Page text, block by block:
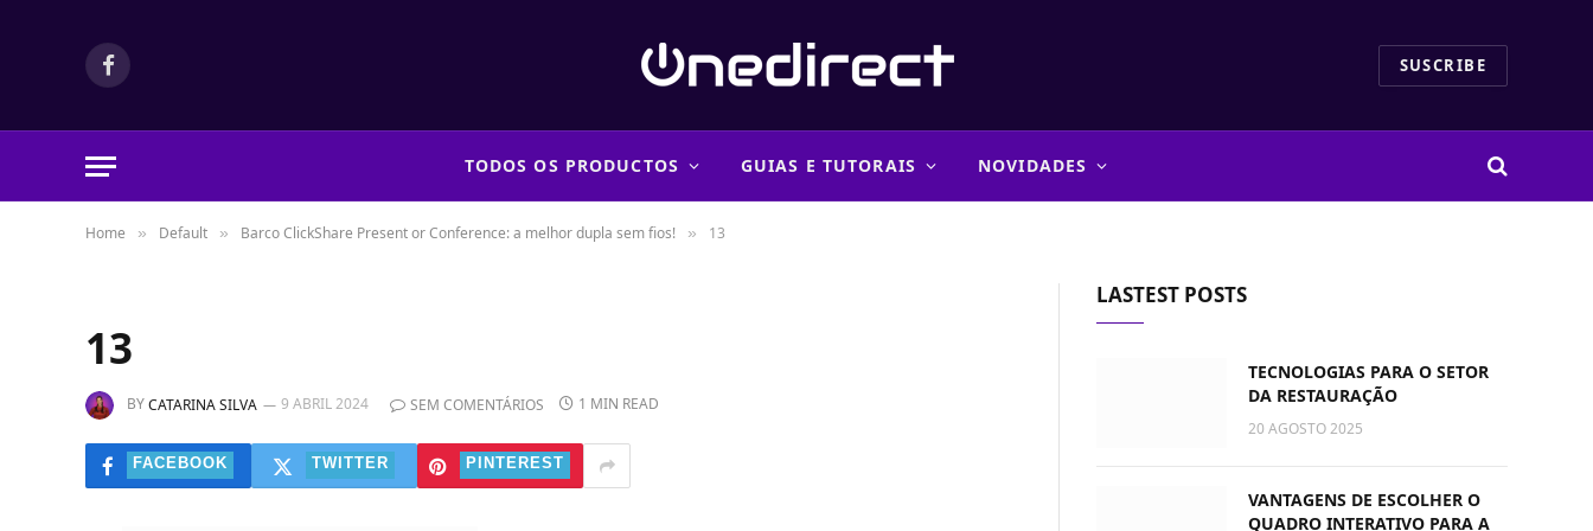
Facebook SUSCRIBE
TODOS OS PRODUCTOS GUIAS E TUTORAIS NOVIDADES
Home » Default » Barco ClickShare Present or Conference: a melhor dupla sem fios! » 13
13
BYCATARINA SILVA 9 ABRIL 2024 SEM COMENTÁRIOS 1 MIN READ
FACEBOOK TWITTER PINTEREST
LASTEST POSTS
TECNOLOGIAS PARA O SETOR
DA RESTAURAÇÃO
20 AGOSTO 2025
VANTAGENS DE ESCOLHER O
QUADRO INTERATIVO PARA A